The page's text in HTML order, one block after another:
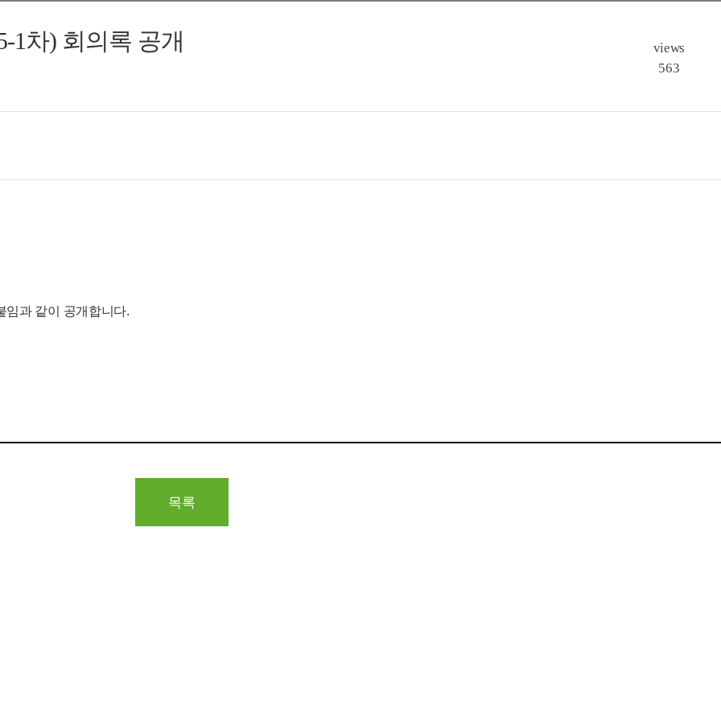
1차) 회의록 공개
views
563
임과 같이 공개합니다.